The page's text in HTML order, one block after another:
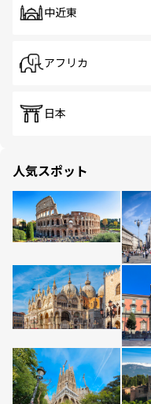
中近東
アフリカ
日本
人気スポット